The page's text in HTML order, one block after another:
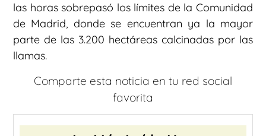
las horas sobrepasó los límites de la Comunidad
de Madrid, donde se encuentran ya la mayor
parte de las 3.200 hectáreas calcinadas por las
llamas.
Comparte esta noticia en tu red social
favorita